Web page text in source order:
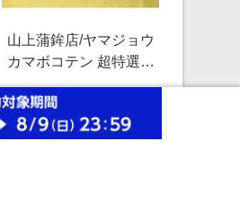
山上蒲鉾店/ヤマジョウ
カマボコテン 超特選蒲
鉾 梅鶴紅白2本入 魚介類
【三越伊勢丹/公式】
￥8,640
2.5%